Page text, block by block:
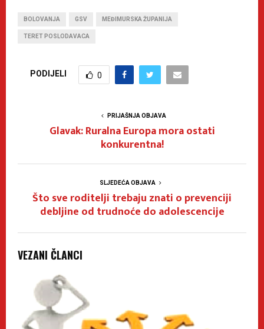
BOLOVANJA GSV MEĐIMURSKA ŽUPANIJA
TERET POSLODAVACA
PODIJELI 0
PRIJAŠNJA OBJAVA
Glavak: Ruralna Europa mora ostati
konkurentna!
SLJEDEĆA OBJAVA
Što sve roditelji trebaju znati o prevenciji
debljine od trudnoće do adolescencije
VEZANI ČLANCI